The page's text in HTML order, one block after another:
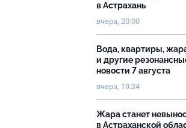
в Астрахань
вчера, 20:00
Вода, квартиры,
и другие
новости 7 августа
вчера, 19:24
Жара станет
в Астраханской